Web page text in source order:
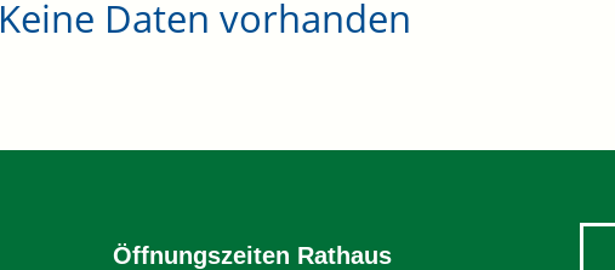
Keine Daten vorhanden
Öffnungszeiten Rathaus